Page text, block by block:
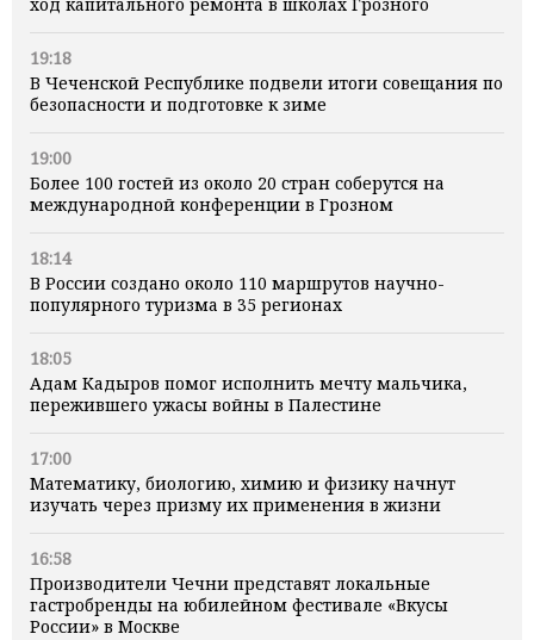
19:18
В Чеченской Республике подвели итоги совещания по
безопасности и подготовке к зиме
19:00
Более 100 гостей из около 20 стран соберутся на
международной конференции в Грозном
18:14
В России создано около 110 маршрутов научно-
популярного туризма в 35 регионах
18:05
Адам Кадыров помог исполнить мечту мальчика,
пережившего ужасы войны в Палестине
17:00
Математику, биологию, химию и физику начнут
изучать через призму их применения в жизни
16:58
Производители Чечни представят локальные
гастробренды на юбилейном фестивале «Вкусы
России» в Москве